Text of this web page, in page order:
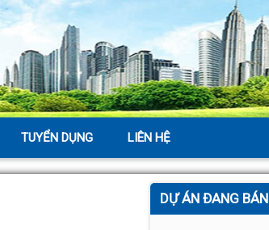
TUYỂN DỤNG LIÊN HỆ
DỰ ÁN ĐANG BÁN